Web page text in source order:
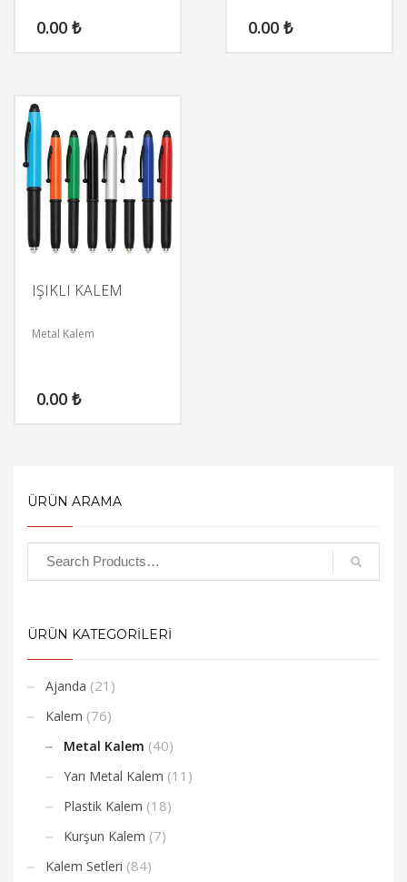
0.00 ₺ 0.00 ₺
IŞIKLI KALEM
Metal Kalem
0.00 ₺
ÜRÜN ARAMA
ÜRÜN KATEGORİLERİ
Ajanda (21)
Kalem (76)
Metal Kalem (40)
Yarı Metal Kalem (11)
Plastik Kalem (18)
Kurşun Kalem (7)
Kalem Setleri (84)